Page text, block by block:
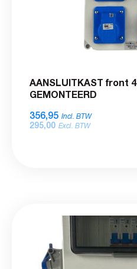
AANSLUITKAST front
GEMONTEERD
356,95 Incl. BTW
295,00 Excl. BTW